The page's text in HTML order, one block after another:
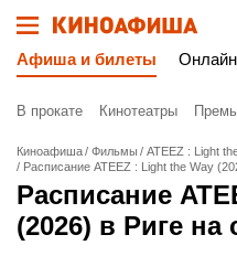
Афиша и билеты Онлайн
В прокате Кинотеатры
Киноафиша Фильмы
ATEEZ : Light
Расписание ATEEZ : Light the Way
Расписание
(2026) в Риге на